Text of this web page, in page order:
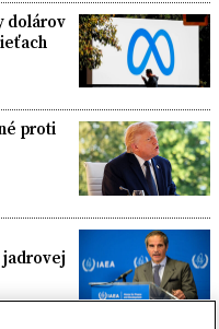
dolárov
proti